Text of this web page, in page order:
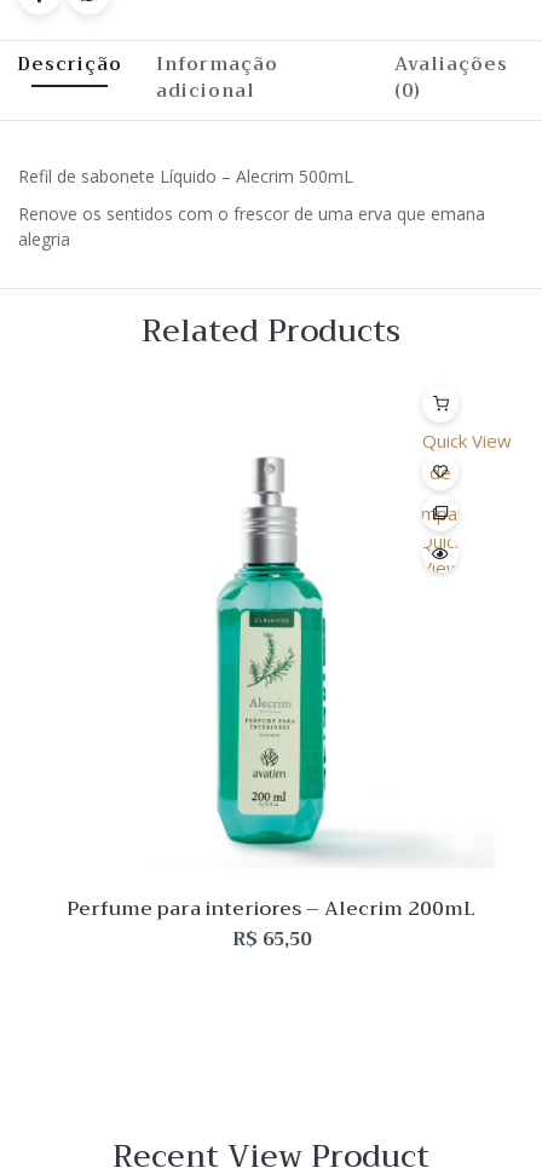
Descrição
Informação
adicional
Avaliações
(0)
Refil de sabonete Líquido – Alecrim 500mL
Renove os sentidos com o frescor de uma erva que emana
alegria
Related Products
Quick View
Lista
de
Desejo
Comparar
Quick
View
Perfume para interiores – Alecrim 200mL
R$ 65,50
Recent View Product